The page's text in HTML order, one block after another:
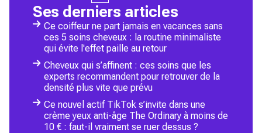
Ses derniers articles
Ce coiffeur ne part jamais en vacances sans
ces 5 soins cheveux : la routine minimaliste
qui évite l'effet paille au retour
Cheveux qui s’affinent : ces soins que les
experts recommandent pour retrouver de la
densité plus vite que prévu
Ce nouvel actif TikTok s’invite dans une
crème yeux anti-âge The Ordinary à moins de
10 € : faut-il vraiment se ruer dessus ?